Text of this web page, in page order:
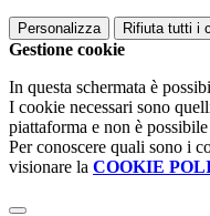
Personalizza Rifiuta tutti i
Gestione cookie
In questa schermata è
I cookie necessari sono
piattaforma e non è
Per conoscere quali sono i
visionare la COOKIE